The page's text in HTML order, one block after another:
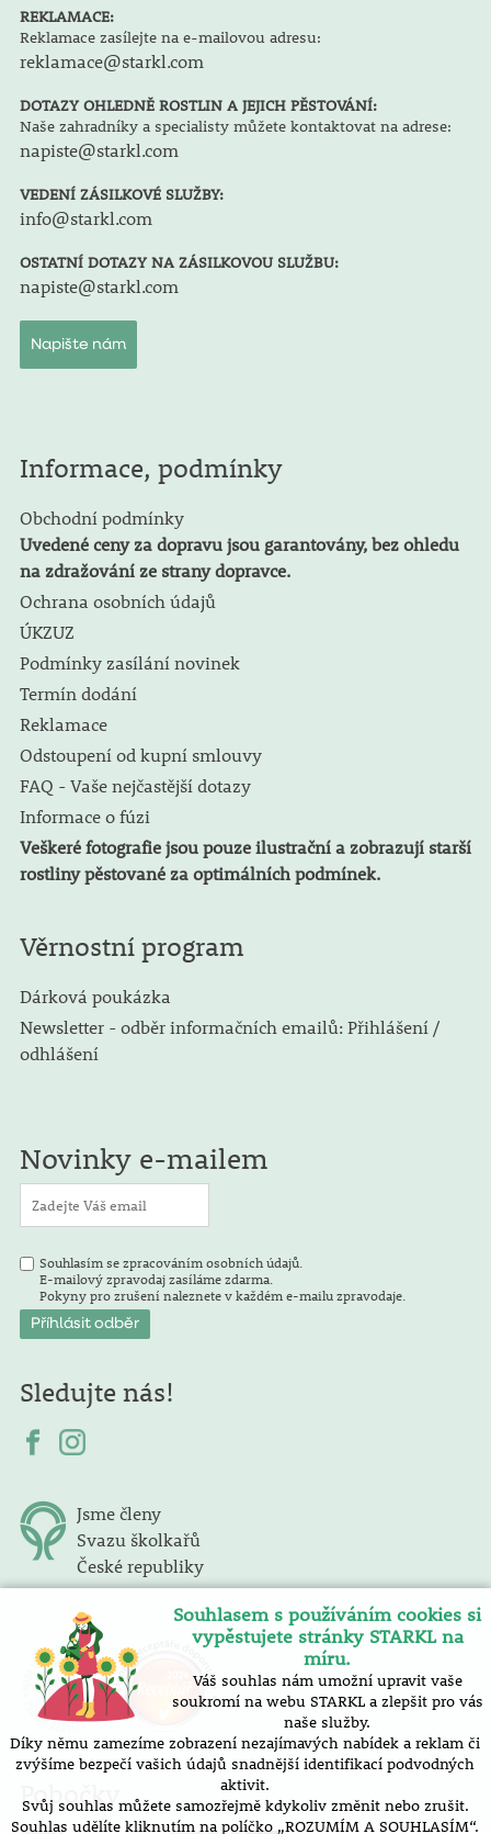
REKLAMACE:
Reklamace zasílejte na e-mailovou adresu:
reklamace@starkl.com
DOTAZY OHLEDNĚ ROSTLIN A JEJICH PĚSTOVÁNÍ:
Naše zahradníky a specialisty můžete kontaktovat na adrese:
napiste@starkl.com
VEDENÍ ZÁSILKOVÉ SLUŽBY:
info@starkl.com
OSTATNÍ DOTAZY NA ZÁSILKOVOU SLUŽBU:
napiste@starkl.com
Napište nám
Informace, podmínky
Obchodní podmínky
Uvedené ceny za dopravu jsou garantovány, bez ohledu
na zdražování ze strany dopravce.
Ochrana osobních údajů
ÚKZUZ
Podmínky zasílání novinek
Termín dodání
Reklamace
Odstoupení od kupní smlouvy
FAQ - Vaše nejčastější dotazy
Informace o fúzi
Veškeré fotografie jsou pouze ilustrační a zobrazují starší
rostliny pěstované za optimálních podmínek.
Věrnostní program
Dárková poukázka
Newsletter - odběr informačních emailů: Přihlášení /
odhlášení
Novinky e-mailem
Souhlasím se zpracováním osobních údajů.
E-mailový zpravodaj zasíláme zdarma.
Pokyny pro zrušení naleznete v každém e-mailu zpravodaje.
Sledujte nás!
Jsme členy
Svazu školkařů
České republiky
Pobočky
Souhlasem s používáním cookies si
vypěstujete stránky STARKL na
míru.
Váš souhlas nám umožní upravit vaše
soukromí na webu STARKL a zlepšit pro vás
naše služby.
Díky němu zamezíme zobrazení nezajímavých nabídek a reklam či
zvýšíme bezpečí vašich údajů snadnější identifikací podvodných
aktivit.
Svůj souhlas můžete samozřejmě kdykoliv změnit nebo zrušit.
Souhlas udělíte kliknutím na políčko „ROZUMÍM A SOUHLASÍM“.